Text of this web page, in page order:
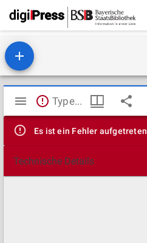
Mirador
Viewer
TypeError: Failed to fetch
Es ist ein Fehler aufgetreten
Technische Details